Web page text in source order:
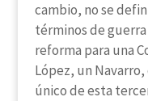
cambio, no se
términos de
reforma para una
López, un
único de esta